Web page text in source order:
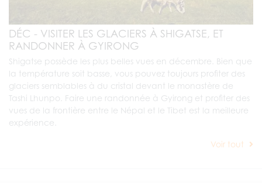
DÉC - VISITER LES GLACIERS À SHIGATSE, ET
RANDONNER À GYIRONG
Shigatse possède les plus belles vues en décembre. Bien que
la température soit basse, vous pouvez toujours profiter des
glaciers semblables à du cristal devant le monastère de
Tashi Lhunpo. Faire une randonnée à Gyirong et profiter des
vues de la frontière entre le Népal et le Tibet est la meilleure
expérience.
Voir tout